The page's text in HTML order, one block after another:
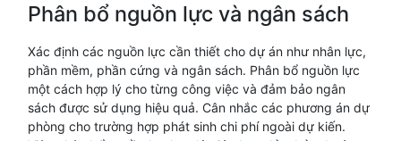
Phân bổ nguồn lực và ngân sách
Xác định các nguồn lực cần thiết cho dự án như nhân lực,
phần mềm, phần cứng và ngân sách. Phân bổ nguồn lực
một cách hợp lý cho từng công việc và đảm bảo ngân
sách được sử dụng hiệu quả. Cân nhắc các phương án dự
phòng cho trường hợp phát sinh chi phí ngoài dự kiến.